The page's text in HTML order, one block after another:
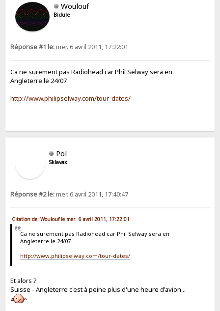
Woulouf
Bidule
Réponse #1 le:mer. 6 avril 2011, 17:22:01
Ca ne surement pas Radiohead car Phil Selway sera en
Angleterre le 24/07
http://www.philipselway.com/tour-dates/
Pol
Sklavax
Réponse #2 le:mer. 6 avril 2011, 17:40:47
Citation de: Woulouf le mer. 6 avril 2011, 17:22:01
Ca ne surement pas Radiohead car Phil Selway sera en
Angleterre le 24/07
http://www.philipselway.com/tour-dates/
Et alors ?
Suisse - Angleterre c'est à peine plus d'une heure d'avion...